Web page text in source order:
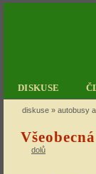
DISKUSE
diskuse » autobusy
dolů